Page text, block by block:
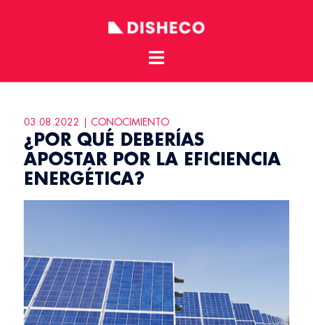
content
Toggle
menu
03.08.2022 | CONOCIMIENTO
¿POR QUÉ DEBERÍAS
APOSTAR POR LA EFICIENCIA
ENERGÉTICA?